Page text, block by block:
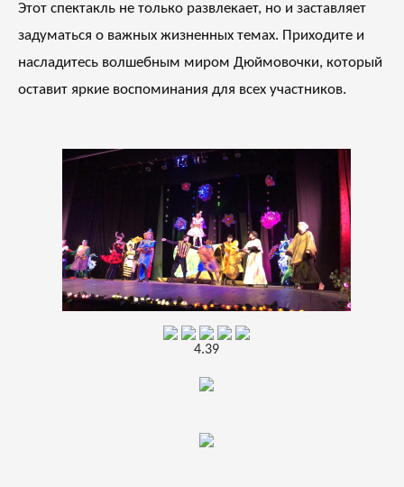
Этот спектакль не только развлекает, но и заставляет
задуматься о важных жизненных темах. Приходите и
насладитесь волшебным миром Дюймовочки, который
оставит яркие воспоминания для всех участников.
4.39